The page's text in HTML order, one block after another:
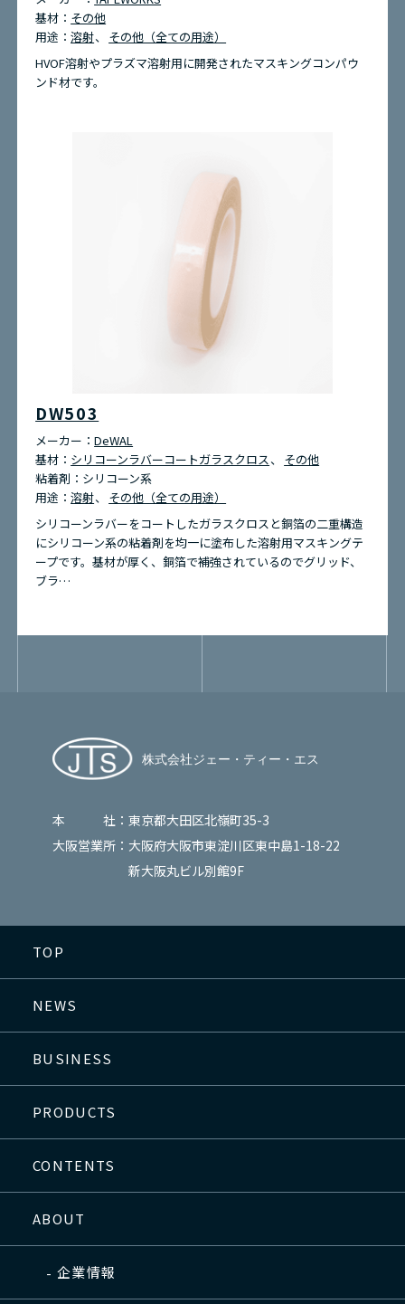
基材： その他
用途：溶射
その他（全ての用途）
HVOF溶射やプラズマ溶射用に開発されたマスキングコンパウ
ンド材です。
DW503
メーカー：DeWAL
基材： シリコーンラバーコートガラスクロス
その他
粘着剤： シリコーン系
用途：溶射
その他（全ての用途）
シリコーンラバーをコートしたガラスクロスと銅箔の二重構造
にシリコーン系の粘着剤を均一に塗布した溶射用マスキングテ
ープです。基材が厚く、銅箔で補強されているのでグリッド、
ブラ…
本 社： 東京都大田区北嶺町35-3
大阪営業所： 大阪府大阪市東淀川区東中島1-18-22
新大阪丸ビル別館9F
TOP
NEWS
BUSINESS
PRODUCTS
CONTENTS
ABOUT
企業情報